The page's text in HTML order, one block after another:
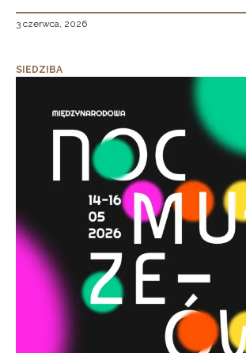
3 czerwca, 2026
SIEDZIBA